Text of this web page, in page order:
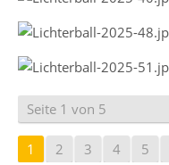
Seite 1 von 5
1 2 3 4 5